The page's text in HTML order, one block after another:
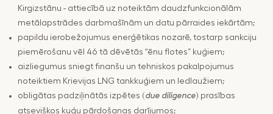
Kirgizstānu - attiecībā uz noteiktām daudzfunkcionālām
metālapstrādes darbmašīnām un datu pārraides iekārtām;
papildu ierobežojumus enerģētikas nozarē, tostarp sankciju
piemērošanu vēl 46 tā dēvētās “ēnu flotes” kuģiem;
aizliegumus sniegt finanšu un tehniskos pakalpojumus
noteiktiem Krievijas LNG tankkuģiem un ledlaužiem;
obligātas padziļinātās izpētes ( due diligence) prasības
atsevišķos kuģu pārdošanas darījumos;